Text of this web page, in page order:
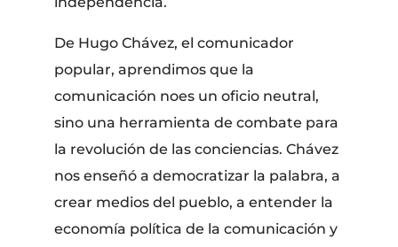
De Hugo Chávez, el comunicador
popular, aprendimos que la
comunicación noes un oficio neutral,
sino una herramienta de combate para
la revolución de las conciencias. Chávez
nos enseñó a democratizar la palabra, a
crear medios del pueblo, a entender la
economía política de la comunicación y